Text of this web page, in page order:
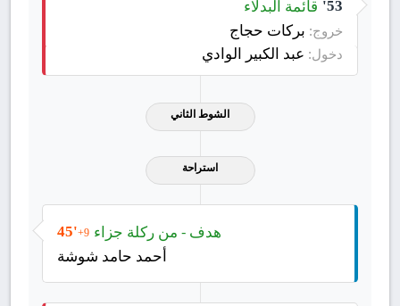
53' قائمة البدلاء
خروج: بركات حجاج
دخول: عبد الكبير الوادي
الشوط الثاني
استراحة
45'+9 هدف - من ركلة جزاء
أحمد حامد شوشة